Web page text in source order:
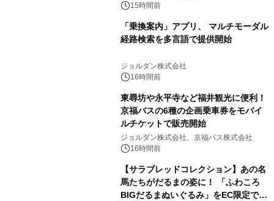
～15時間前
「乗換案内」アプリ、 マルチモーダル
経路検索を多言語で提供開始
ジョルダン株式会社
16時間前
東尋坊や永平寺など福井観光に便利！
京福バスの6種の企画乗車券をモバイ
ルチケットで販売開始
ジョルダン株式会社、京福バス株式会社
16時間前
【サラブレッドコレクション】あの名
馬たちがだるまの姿に！ 「ふわころ
BIGだるまぬいぐるみ」をEC限定で受